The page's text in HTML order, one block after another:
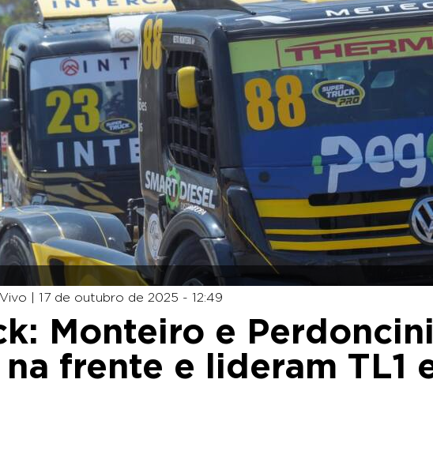
| 17 de outubro de 2025 - 12:49
Monteiro e Perdoncini
frente e lideram TL1